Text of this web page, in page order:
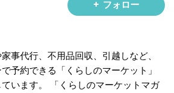
フォロー
事代行、不用品回収、引越しなど、
予約できる「くらしのマーケット」
います。 「くらしのマーケットマガ